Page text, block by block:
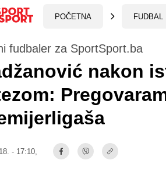
POČETNA FUDBAL
fudbaler za SportSport.ba
nakon
- 17:10,